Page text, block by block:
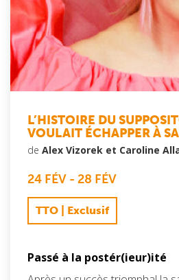
L’HISTOIRE DU
VOULAIT ÉCHAPPER À
de Alex Vizorek et Caroline
24 FÉV - 28 FÉV
TTO | Exclusif
Passé à la postér(ieur)ité